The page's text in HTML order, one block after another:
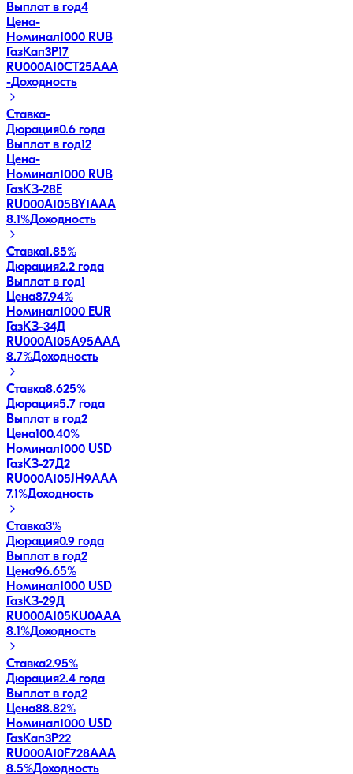
Выплат в год4
Цена-
Номинал1000 RUB
ГазКап3P17
RU000A10CT25AAA
-Доходность
Ставка-
Дюрация0.6 года
Выплат в год12
Цена-
Номинал1000 RUB
ГазКЗ-28Е
RU000A105BY1AAA
8.1%Доходность
Ставка1.85%
Дюрация2.2 года
Выплат в год1
Цена87.94%
Номинал1000 EUR
ГазКЗ-34Д
RU000A105A95AAA
8.7%Доходность
Ставка8.625%
Дюрация5.7 года
Выплат в год2
Цена100.40%
Номинал1000 USD
ГазКЗ-27Д2
RU000A105JH9AAA
7.1%Доходность
Ставка3%
Дюрация0.9 года
Выплат в год2
Цена96.65%
Номинал1000 USD
ГазКЗ-29Д
RU000A105KU0AAA
8.1%Доходность
Ставка2.95%
Дюрация2.4 года
Выплат в год2
Цена88.82%
Номинал1000 USD
ГазКап3P22
RU000A10F728AAA
8.5%Доходность